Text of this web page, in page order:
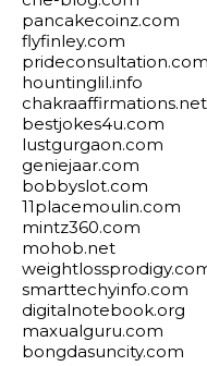
pancakecoinz.com
flyfinley.com
prideconsultation.com
hountinglil.info
chakraaffirmations.net
bestjokes4u.com
lustgurgaon.com
geniejaar.com
bobbyslot.com
11placemoulin.com
mintz360.com
mohob.net
smarttechyinfo.com
digitalnotebook.org
maxualguru.com
bongdasuncity.com